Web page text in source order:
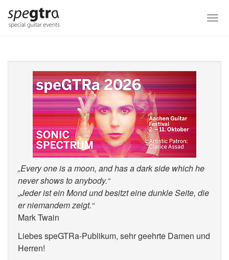
main
„Every one is a moon, and has a dark side which he
never shows to anybody.“
„Jeder ist ein Mond und besitzt eine dunkle Seite, die
er niemandem zeigt.“
Mark Twain
Liebes speGTRa-Publikum, sehr geehrte Damen und
Herren!